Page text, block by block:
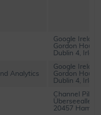
Google
Gordon
Dublin 4, Irland
Analytics
Google
Gordon
Dublin 4, Irland
Channel Pilot
Überseealle 1
20457